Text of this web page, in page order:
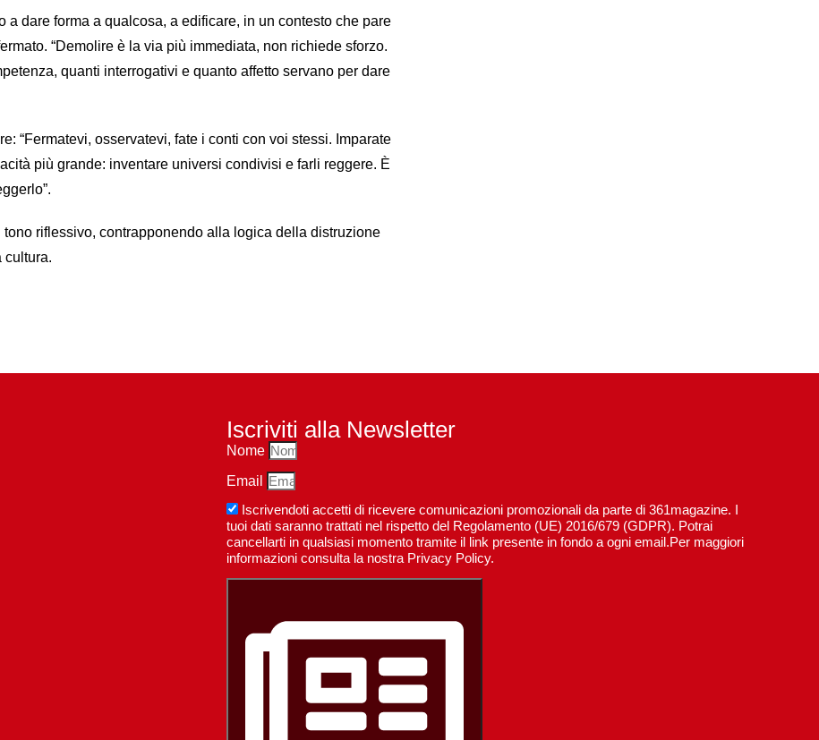
a dare forma a qualcosa, a edificare, in un contesto che pare
“Demolire è la via più immediata, non richiede sforzo.
quanti interrogativi e quanto affetto servano per dare
“Fermatevi, osservatevi, fate i conti con voi stessi. Imparate
più grande: inventare universi condivisi e farli reggere. È
riflessivo, contrapponendo alla logica della distruzione
cultura.
Iscriviti alla Newsletter
Nome
Email
Iscrivendoti accetti di ricevere comunicazioni promozionali da parte di 361magazine. I
tuoi dati saranno trattati nel rispetto del Regolamento (UE) 2016/679 (GDPR). Potrai
cancellarti in qualsiasi momento tramite il link presente in fondo a ogni email.Per maggiori
informazioni consulta la nostra Privacy Policy.